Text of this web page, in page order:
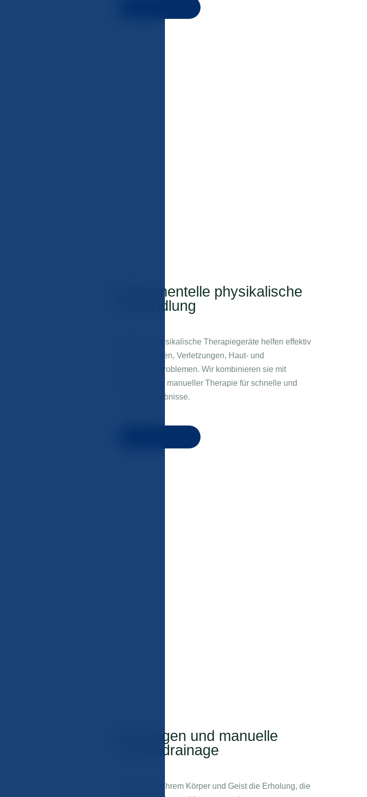
Instrumentelle physikalische
Behandlung
Moderne physikalische Therapiegeräte helfen effektiv
bei Schmerzen, Verletzungen, Haut- und
Schönheitsproblemen. Wir kombinieren sie mit
fachkundiger manueller Therapie für schnelle und
sichere Ergebnisse.
Massagen und manuelle
Lymphdrainage
Gönnen Sie Ihrem Körper und Geist die Erholung, die